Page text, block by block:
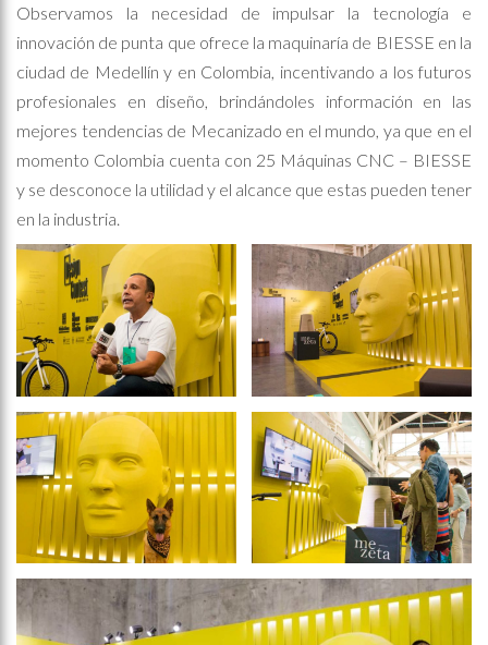
Observamos la necesidad de impulsar la tecnología e
innovación de punta que ofrece la maquinaría de BIESSE en la
ciudad de Medellín y en Colombia, incentivando a los futuros
profesionales en diseño, brindándoles información en las
mejores tendencias de Mecanizado en el mundo, ya que en el
momento Colombia cuenta con 25 Máquinas CNC – BIESSE
y se desconoce la utilidad y el alcance que estas pueden tener
en la industria.